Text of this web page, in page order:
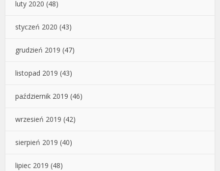
luty 2020 (48)
styczeń 2020 (43)
grudzień 2019 (47)
listopad 2019 (43)
październik 2019 (46)
wrzesień 2019 (42)
sierpień 2019 (40)
lipiec 2019 (48)